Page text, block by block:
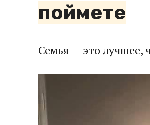
поймете
Семья — это лучшее,